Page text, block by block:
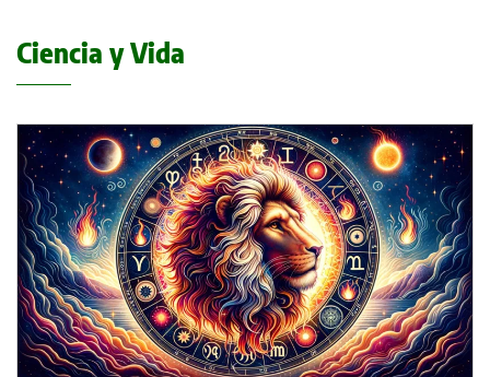
Ciencia y Vida